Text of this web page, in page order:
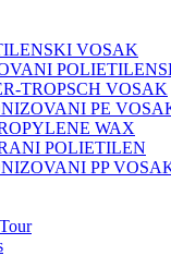
VOSAK
TROPSCH VOSAK
PE
WAX
POLIETILEN
PP